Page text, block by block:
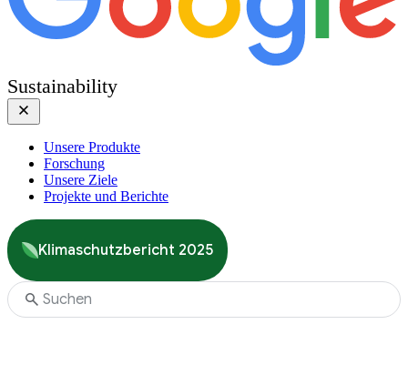
Sustainability
Unsere Produkte
Forschung
Unsere Ziele
Projekte und Berichte
Klimaschutzbericht 2025